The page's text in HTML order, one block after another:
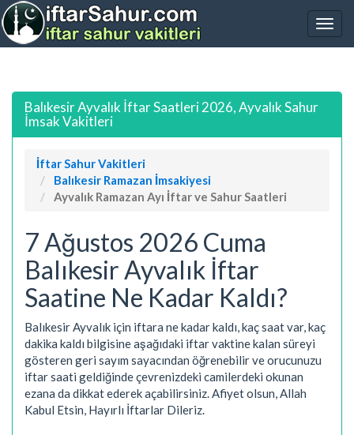
Balıkesir Ayvalık İftar Saatleri 2026, Ayvalık Sahur
İmsak Vakitleri
İftar Sahur Vakitleri
Balıkesir Ramazan İmsakiyesi
Ayvalık Ramazan Ayı İftar ve Sahur Saatleri
7 Ağustos 2026 Cuma
Balıkesir Ayvalık İftar
Saatine Ne Kadar Kaldı?
Balıkesir Ayvalık için iftara ne kadar kaldı, kaç saat var, kaç
dakika kaldı bilgisine aşağıdaki iftar vaktine kalan süreyi
gösteren geri sayım sayacından öğrenebilir ve orucunuzu
iftar saati geldiğinde çevrenizdeki camilerdeki okunan
ezana da dikkat ederek açabilirsiniz. Afiyet olsun, Allah
Kabul Etsin, Hayırlı İftarlar Dileriz.